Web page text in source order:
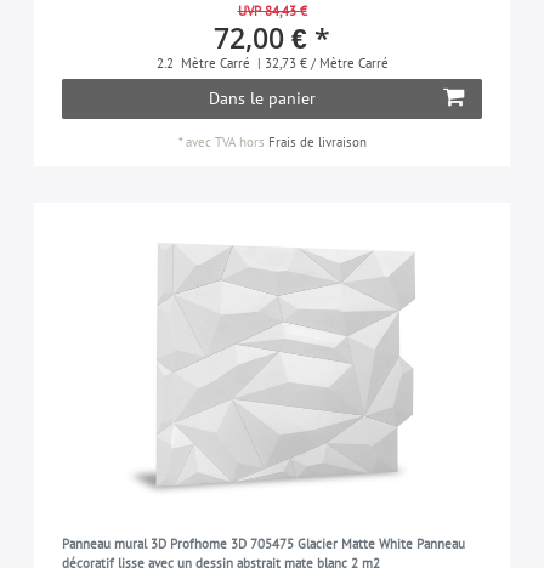
UVP 84,43 €
72,00 € *
2.2 Mètre Carré | 32,73 € / Mètre Carré
Dans le panier
*avec TVAhors Frais de livraison
Panneau mural 3D Profhome 3D 705475 Glacier Matte White Panneau
décoratif lisse avec un dessin abstrait mate blanc 2 m2